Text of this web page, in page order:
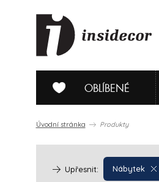
OBLÍBENÉ
Úvodní stránka Produkty
Nábytek
Upřesnit: